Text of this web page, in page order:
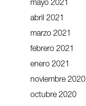
mayo 2021
abril 2021
marzo 2021
febrero 2021
enero 2021
noviembre 2020
octubre 2020